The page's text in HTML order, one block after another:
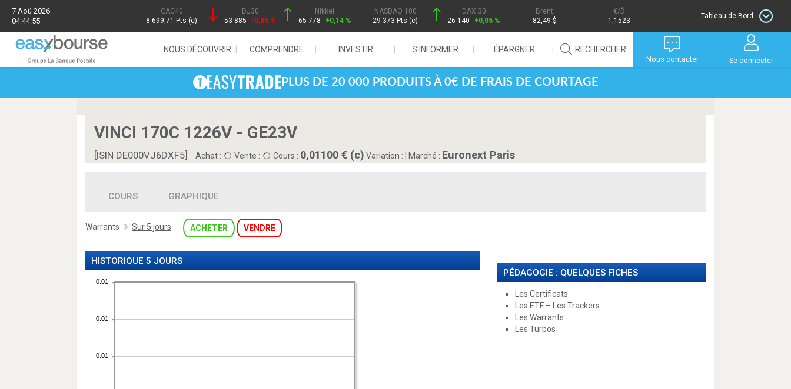
7 Aoû 2026
04:44:55
CAC40
8 699,71 Pts (c)
DJ30
53 885
-0,85 %
Nikkei
65 778
+0,14 %
NASDAQ 100
29 373 Pts (c)
DAX 30
26 140
+0,05 %
Brent
82,49 $
/$
1,1523
Tableau de Bord
NOUS DÉCOUVRIR COMPRENDRE INVESTIR S'INFORMER ÉPARGNER RECHERCHER
Nous contacter Se connecter
PLUS DE 20 000 PRODUITS À 0€ DE FRAIS DE COURTAGE
VINCI 170C 1226V - GE23V
[ISIN DE000VJ6DXF5] Achat : Vente : Cours : 0,01100 € (c) Variation : Marché : Euronext Paris
COURS GRAPHIQUE
Warrants Sur 5 jours ACHETER VENDRE
HISTORIQUE 5 JOURS
PÉDAGOGIE : QUELQUES FICHES
Les Certificats
Les ETF – Les Trackers
Les Warrants
Les Turbos